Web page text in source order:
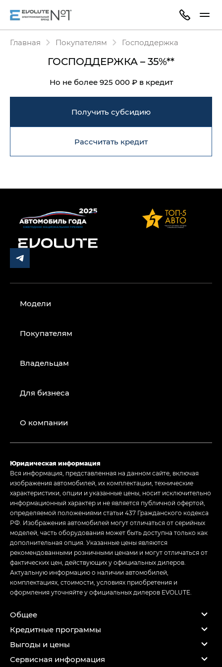
Главная Покупателям Господдержка
ГОСПОДДЕРЖКА – 35%**
Но не более 925 000 ₽ в кредит
Получить субсидию
Рассчитать кредит
Модели
Покупателям
Владельцам
Для бизнеса
О компании
Юридическая информация
Вся информация, представленная на данном сайте, включая
изображения автомобилей, их комплектации, технические
характеристики, опции и указанные цены, носит исключительно
информационный характер и не является публичной офертой,
определяемой положениями статьи 437 Гражданского кодекса
РФ. Изображения автомобилей могут отличаться от серийных
моделей, часть оборудования может быть доступна только как
дополнительная опция. Указанные цены являются
рекомендованными розничными ценами и могут отличаться от
фактических цен, действующих у официальных дилеров.
Актуальную информацию о наличии автомобилей,
комплектациях, стоимости, условиях приобретения и
оформления уточняйте у официальных дилеров EVOLUTE.
Общее
Кредитные программы
Выгоды и цены
Сервисная информация